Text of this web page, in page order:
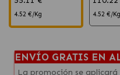
4.52 €/Kg 4.52 €/Kg
ENVÍO GRATIS EN
La promoción se